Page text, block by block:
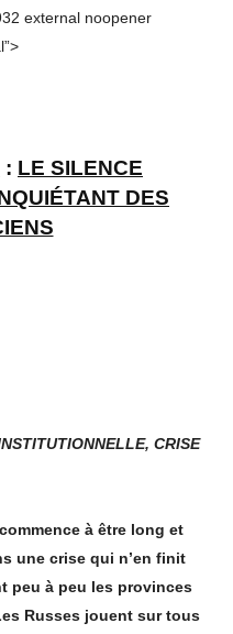
external noopener
: LE SILENCE
ÉTANT DES
CRISE
à être long et
une crise qui n’en finit
peu à peu les provinces
Russes jouent sur tous